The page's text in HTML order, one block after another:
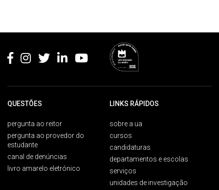
QUESTÕES
pergunta ao reitor
pergunta ao provedor do
estudante
canal de denúncias
livro amarelo eletrónico
LINKS RÁPIDOS
sobre a ua
cursos
candidaturas
departamentos e escolas
serviços
unidades de investigação